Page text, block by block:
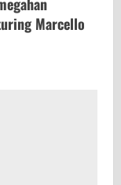
Marcello